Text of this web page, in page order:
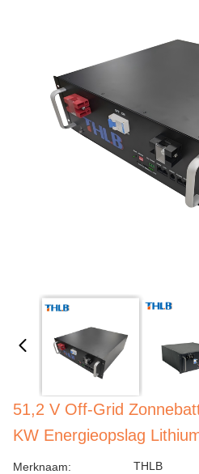
51,2 V Off-Grid
KW Energieopslag
Merknaam: THLB